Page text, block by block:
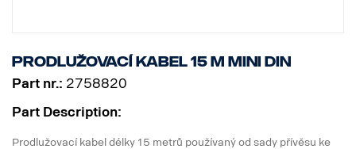
Prodlužovací kabel 15 m MINI DIN
Part nr.: 2758820
Part Description:
Prodlužovací kabel délky 15 metrů používaný od sady přívěsu ke